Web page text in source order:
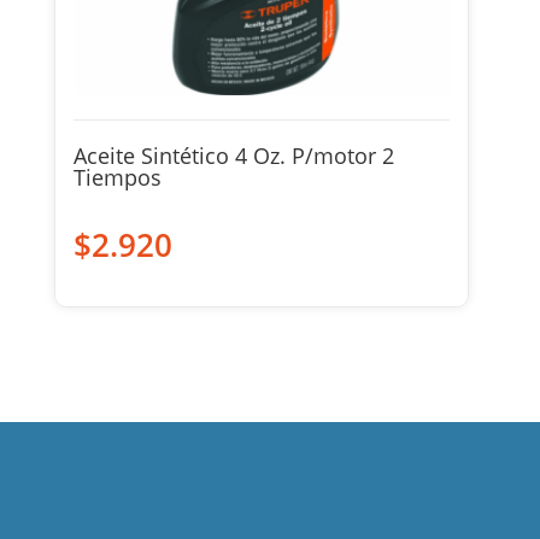
Aceite Sintético 4 Oz. P/motor 2
Tiempos
$2.920